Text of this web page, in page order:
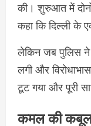
की। शुरुआत में
कहा कि दिल्ली के
लेकिन जब पुलिस ने
लगी और
टूट गया और पूरी
कमल की